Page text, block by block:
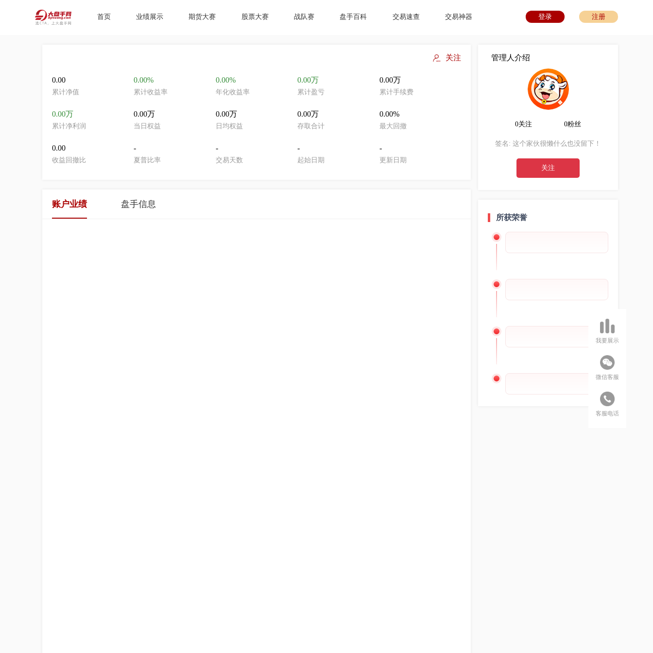
首页 业绩展示 期货大赛 股票大赛 战队赛 盘手百科 交易速查 交易神器 登录 注册
关注
0.00
累计净值
0.00%
累计收益率
0.00%
年化收益率
0.00万
累计盈亏
0.00万
累计手续费
0.00万
累计净利润
0.00万
当日权益
0.00万
日均权益
0.00万
存取合计
0.00%
最大回撤
0.00
收益回撤比
-
夏普比率
-
交易天数
-
起始日期
-
更新日期
账户业绩 盘手信息
管理人介绍
0关注 0粉丝
签名: 这个家伙很懒什么也没留下！
关注
所获荣誉
我要展示
微信客服
客服电话